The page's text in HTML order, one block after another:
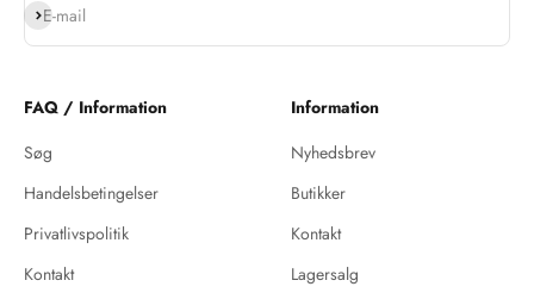
E-mail
Abonnér
FAQ / Information
Søg
Handelsbetingelser
Privatlivspolitik
Kontakt
Information
Nyhedsbrev
Butikker
Kontakt
Lagersalg